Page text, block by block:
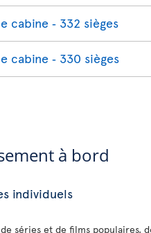
cabine ‐ 332 sièges
cabine ‐ 330 sièges
à bord
individuels
séries et de films populaires,